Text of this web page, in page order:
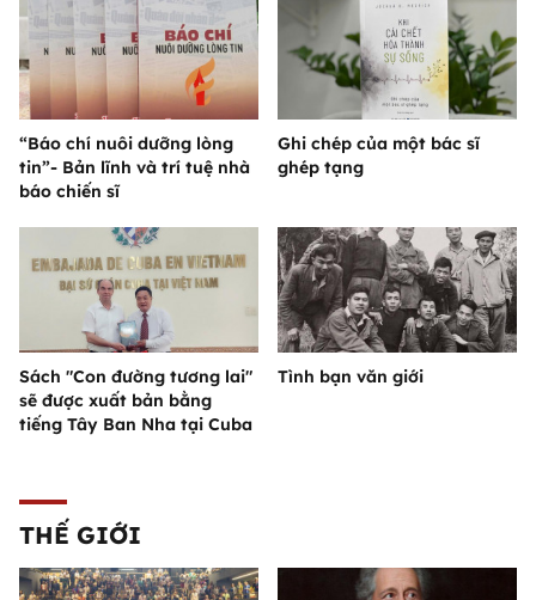
“Báo chí nuôi dưỡng lòng
tin”- Bản lĩnh và trí tuệ nhà
báo chiến sĩ
Ghi chép của một bác sĩ
ghép tạng
Sách "Con đường tương lai"
sẽ được xuất bản bằng
tiếng Tây Ban Nha tại Cuba
Tình bạn văn giới
THẾ GIỚI